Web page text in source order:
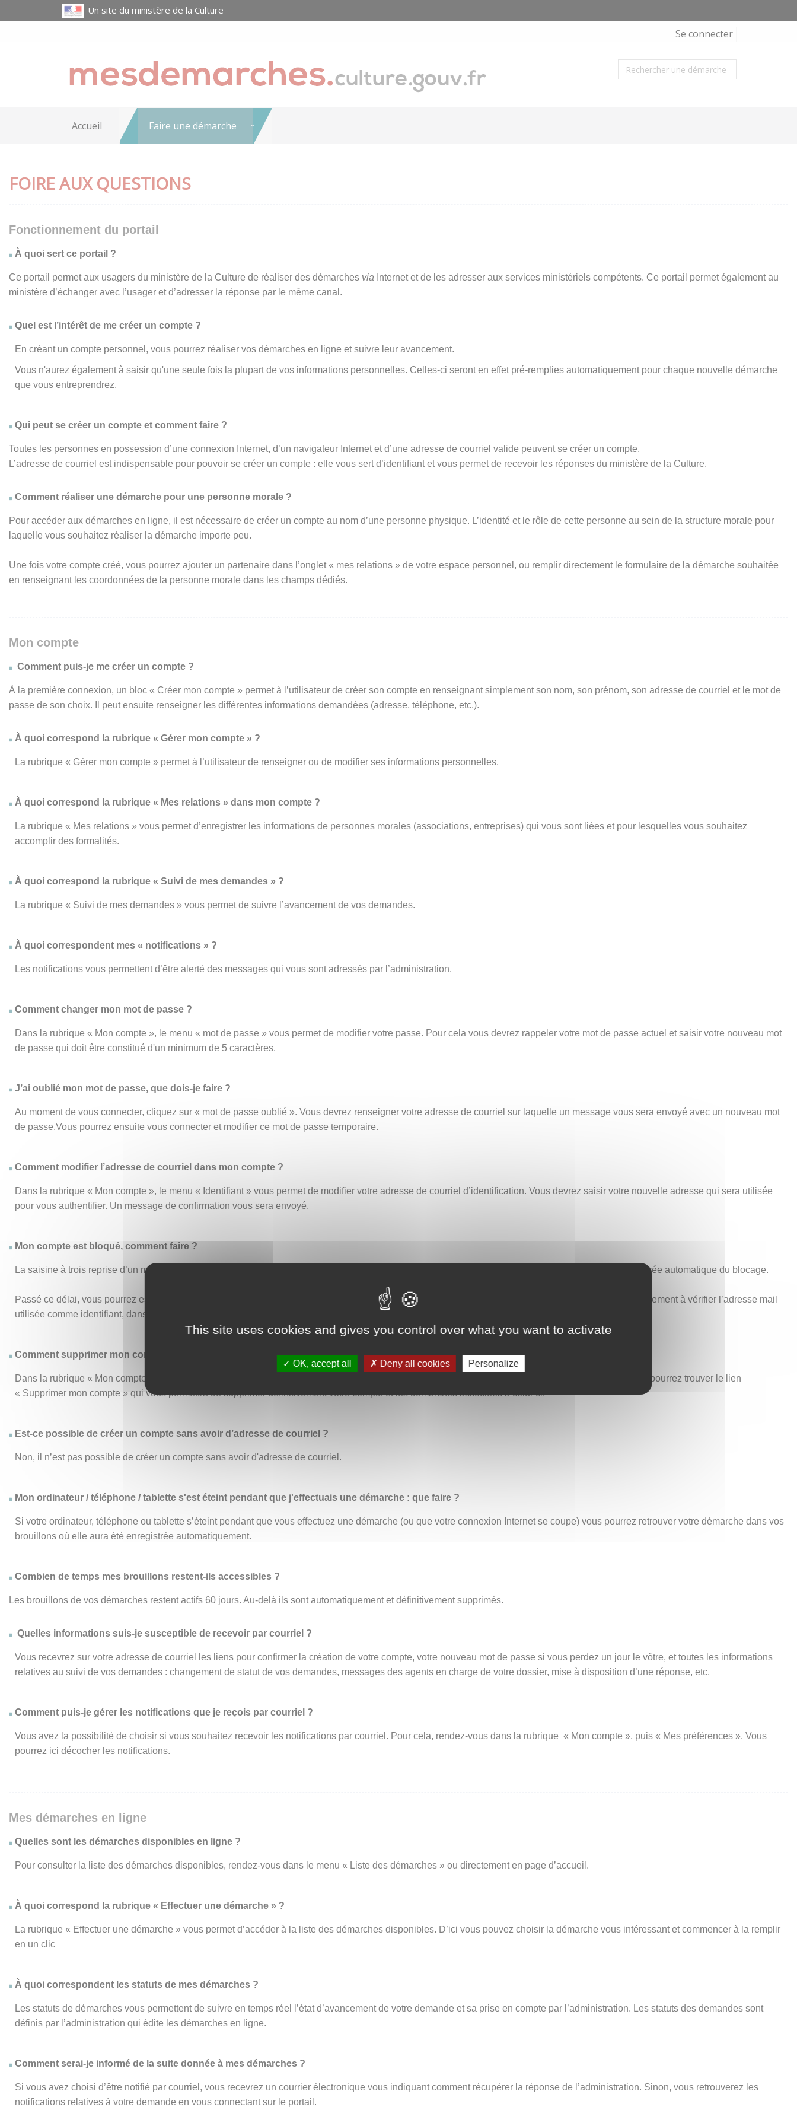
This site uses cookies and gives you control over what you want to activate
OK, accept all Deny all cookies Personalize
Un site du ministère de la Culture
Se connecter
Accueil Faire une démarche
FOIRE AUX QUESTIONS
Fonctionnement du portail
À quoi sert ce portail ?
Ce portail permet aux usagers du ministère de la Culture de réaliser des démarches via Internet et de les adresser aux services ministériels compétents. Ce portail permet également au
ministère d’échanger avec l’usager et d’adresser la réponse par le même canal.
Quel est l’intérêt de me créer un compte ?
En créant un compte personnel, vous pourrez réaliser vos démarches en ligne et suivre leur avancement.
Vous n'aurez également à saisir qu'une seule fois la plupart de vos informations personnelles. Celles-ci seront en effet pré-remplies automatiquement pour chaque nouvelle démarche
que vous entreprendrez.
Qui peut se créer un compte et comment faire ?
Toutes les personnes en possession d’une connexion Internet, d’un navigateur Internet et d’une adresse de courriel valide peuvent se créer un compte.
L’adresse de courriel est indispensable pour pouvoir se créer un compte : elle vous sert d’identifiant et vous permet de recevoir les réponses du ministère de la Culture.
Comment réaliser une démarche pour une personne morale ?
Pour accéder aux démarches en ligne, il est nécessaire de créer un compte au nom d’une personne physique. L’identité et le rôle de cette personne au sein de la structure morale pour
laquelle vous souhaitez réaliser la démarche importe peu.
Une fois votre compte créé, vous pourrez ajouter un partenaire dans l’onglet « mes relations » de votre espace personnel, ou remplir directement le formulaire de la démarche souhaitée
en renseignant les coordonnées de la personne morale dans les champs dédiés.
Mon compte
Comment puis-je me créer un compte ?
À la première connexion, un bloc « Créer mon compte » permet à l’utilisateur de créer son compte en renseignant simplement son nom, son prénom, son adresse de courriel et le mot de
passe de son choix. Il peut ensuite renseigner les différentes informations demandées (adresse, téléphone, etc.).
À quoi correspond la rubrique « Gérer mon compte » ?
La rubrique « Gérer mon compte » permet à l’utilisateur de renseigner ou de modifier ses informations personnelles.
À quoi correspond la rubrique « Mes relations » dans mon compte ?
La rubrique « Mes relations » vous permet d’enregistrer les informations de personnes morales (associations, entreprises) qui vous sont liées et pour lesquelles vous souhaitez
accomplir des formalités.
À quoi correspond la rubrique « Suivi de mes demandes » ?
La rubrique « Suivi de mes demandes » vous permet de suivre l’avancement de vos demandes.
À quoi correspondent mes « notifications » ?
Les notifications vous permettent d’être alerté des messages qui vous sont adressés par l’administration.
Comment changer mon mot de passe ?
Dans la rubrique « Mon compte », le menu « mot de passe » vous permet de modifier votre passe. Pour cela vous devrez rappeler votre mot de passe actuel et saisir votre nouveau mot
de passe qui doit être constitué d'un minimum de 5 caractères.
J’ai oublié mon mot de passe, que dois-je faire ?
Au moment de vous connecter, cliquez sur « mot de passe oublié ». Vous devrez renseigner votre adresse de courriel sur laquelle un message vous sera envoyé avec un nouveau mot
de passe.Vous pourrez ensuite vous connecter et modifier ce mot de passe temporaire.
Comment modifier l’adresse de courriel dans mon compte ?
Dans la rubrique « Mon compte », le menu « Identifiant » vous permet de modifier votre adresse de courriel d’identification. Vous devrez saisir votre nouvelle adresse qui sera utilisée
pour vous authentifier. Un message de confirmation vous sera envoyé.
Mon compte est bloqué, comment faire ?
La saisine à trois reprise d’un mot de passe ou d’un identifiant erroné bloque automatiquement le compte. Un délai de 30 minutes est nécessaire à la levée automatique du blocage.
Passé ce délai, vous pourrez essayer de vous connecter de nouveau ou demander la réinitialisation de votre mot de passe (voir ci-dessus). Pensez également à vérifier l’adresse mail
utilisée comme identifiant, dans vos anciens accusés de réception par exemple, afin de vous assurer que celle-ci ne contient aucune erreur.
Comment supprimer mon compte ?
Dans la rubrique « Mon compte », le menu « Mon compte » vous permet de modifier toutes vos informations personnelles. C’est également ici que vous pourrez trouver le lien
« Supprimer mon compte » qui vous permettra de supprimer définitivement votre compte et les démarches associées à celui-ci.
Est-ce possible de créer un compte sans avoir d’adresse de courriel ?
Non, il n’est pas possible de créer un compte sans avoir d'adresse de courriel.
Mon ordinateur / téléphone / tablette s'est éteint pendant que j'effectuais une démarche : que faire ?
Si votre ordinateur, téléphone ou tablette s’éteint pendant que vous effectuez une démarche (ou que votre connexion Internet se coupe) vous pourrez retrouver votre démarche dans vos
brouillons où elle aura été enregistrée automatiquement.
Combien de temps mes brouillons restent-ils accessibles ?
Les brouillons de vos démarches restent actifs 60 jours. Au-delà ils sont automatiquement et définitivement supprimés.
Quelles informations suis-je susceptible de recevoir par courriel ?
Vous recevrez sur votre adresse de courriel les liens pour confirmer la création de votre compte, votre nouveau mot de passe si vous perdez un jour le vôtre, et toutes les informations
relatives au suivi de vos demandes : changement de statut de vos demandes, messages des agents en charge de votre dossier, mise à disposition d’une réponse, etc.
Comment puis-je gérer les notifications que je reçois par courriel ?
Vous avez la possibilité de choisir si vous souhaitez recevoir les notifications par courriel. Pour cela, rendez-vous dans la rubrique « Mon compte », puis « Mes préférences ». Vous
pourrez ici décocher les notifications.
Mes démarches en ligne
Quelles sont les démarches disponibles en ligne ?
Pour consulter la liste des démarches disponibles, rendez-vous dans le menu « Liste des démarches » ou directement en page d’accueil.
À quoi correspond la rubrique « Effectuer une démarche » ?
La rubrique « Effectuer une démarche » vous permet d’accéder à la liste des démarches disponibles. D’ici vous pouvez choisir la démarche vous intéressant et commencer à la remplir
en un clic
À quoi correspondent les statuts de mes démarches ?
Les statuts de démarches vous permettent de suivre en temps réel l’état d’avancement de votre demande et sa prise en compte par l’administration. Les statuts des demandes sont
définis par l’administration qui édite les démarches en ligne.
Comment serai-je informé de la suite donnée à mes démarches ?
Si vous avez choisi d’être notifié par courriel, vous recevrez un courrier électronique vous indiquant comment récupérer la réponse de l’administration. Sinon, vous retrouverez les
notifications relatives à votre demande en vous connectant sur le portail.